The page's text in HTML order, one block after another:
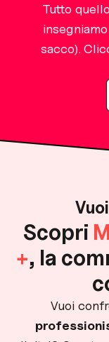
Tutto
sacco).
Scopri
+, la
Vuoi